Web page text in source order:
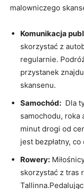
malowniczego
Komunikacja
skorzystać z
regularnie.
przystanek
skansenu.
Samochód:
Dla
samochodu, roka⁢
minut‌ drogi od
jest‍ bezpłatny,
Rowery:
skorzystać ⁤z⁣ tras‍